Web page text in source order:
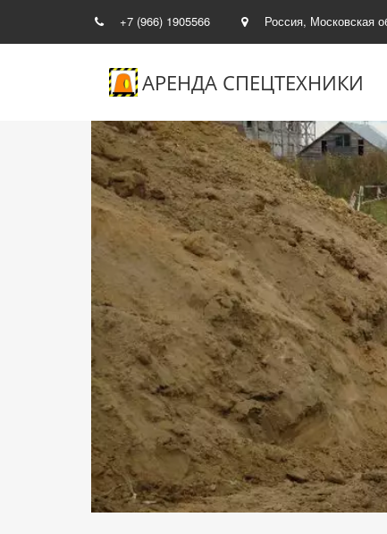
+7 (966) 1905566 Россия, Московская
АРЕНДА СПЕЦТЕХНИКИ